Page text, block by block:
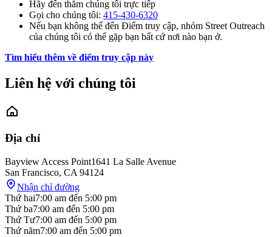
Hãy đến thăm chúng tôi trực tiếp
Gọi cho chúng tôi: 415-430-6320
Nếu bạn không thể đến Điểm truy cập, nhóm Street Outreach
của chúng tôi có thể gặp bạn bất cứ nơi nào bạn ở.
Tìm hiểu thêm về điểm truy cập này
Liên hệ với chúng tôi
Địa chỉ
Bayview Access Point1641 La Salle Avenue
San Francisco, CA 94124
Nhận chỉ đường
Thứ hai7:00 am đến 5:00 pm
Thứ ba7:00 am đến 5:00 pm
Thứ Tư7:00 am đến 5:00 pm
Thứ năm7:00 am đến 5:00 pm